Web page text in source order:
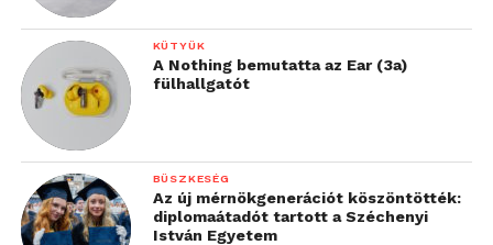
KÜTYÜK
A Nothing bemutatta az Ear (3a)
fülhallgatót
BÜSZKESÉG
Az új mérnökgenerációt köszöntötték:
diplomaátadót tartott a Széchenyi
István Egyetem